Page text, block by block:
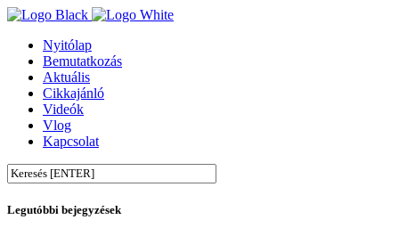
Nyitólap
Bemutatkozás
Aktuális
Cikkajánló
Videók
Vlog
Kapcsolat
Legutóbbi bejegyzések